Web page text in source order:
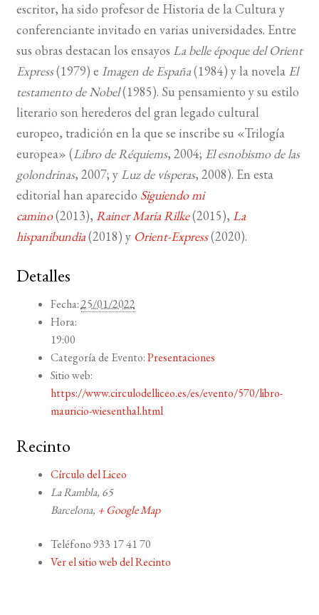
escritor, ha sido profesor de Historia de la Cultura y
conferenciante invitado en varias universidades. Entre
sus obras destacan los ensayos La belle époque del Orient
Express(1979) e Imagen de España(1984) y la novela El
testamento de Nobel(1985). Su pensamiento y su estilo
literario son herederos del gran legado cultural
europeo, tradición en la que se inscribe su «Trilogía
europea» (Libro de Réquiems, 2004; El esnobismo de las
golondrinas, 2007; y Luz de vísperas, 2008). En esta
editorial han aparecido Siguiendo mi
camino(2013), Rainer Maria Rilke(2015), La
hispanibundia(2018) yOrient-Express(2020).
Detalles
Fecha:25/01/2022
Hora:
19:00
Categoría de Evento:Presentaciones
Sitio web:
https://www.circulodelliceo.es/es/evento/570/libro-
mauricio-wiesenthal.html
Recinto
Círculo del Liceo
La Rambla, 65
Barcelona, + Google Map
Teléfono 933 17 41 70
Ver el sitio web del Recinto